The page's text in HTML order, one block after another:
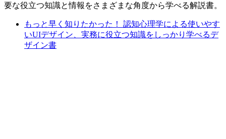
要な役立つ知識と情報をさまざまな角度から学べる解説書。
もっと早く知りたかった！ 認知心理学による使いやす
いUIデザイン、実務に役立つ知識をしっかり学べるデ
ザイン書